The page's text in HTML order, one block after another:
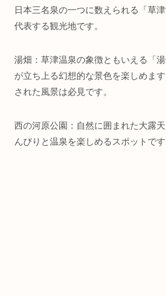
日本三名泉の一つに数えられる「草
代表する観光地です。
湯畑：草津温泉の象徴ともいえる「
が立ち上る幻想的な景色を楽しめま
された風景は必見です。
西の河原公園：自然に囲まれた大露
んびりと温泉を楽しめるスポットです